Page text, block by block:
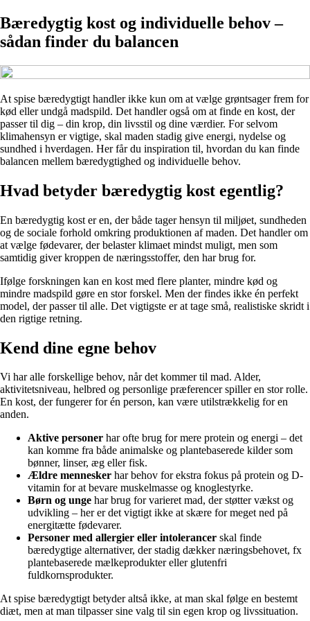
Bæredygtig kost og individuelle behov –
sådan finder du balancen
At spise bæredygtigt handler ikke kun om at vælge grøntsager frem for
kød eller undgå madspild. Det handler også om at finde en kost, der
passer til dig – din krop, din livsstil og dine værdier. For selvom
klimahensyn er vigtige, skal maden stadig give energi, nydelse og
sundhed i hverdagen. Her får du inspiration til, hvordan du kan finde
balancen mellem bæredygtighed og individuelle behov.
Hvad betyder bæredygtig kost egentlig?
En bæredygtig kost er en, der både tager hensyn til miljøet, sundheden
og de sociale forhold omkring produktionen af maden. Det handler om
at vælge fødevarer, der belaster klimaet mindst muligt, men som
samtidig giver kroppen de næringsstoffer, den har brug for.
Ifølge forskningen kan en kost med flere planter, mindre kød og
mindre madspild gøre en stor forskel. Men der findes ikke én perfekt
model, der passer til alle. Det vigtigste er at tage små, realistiske skridt i
den rigtige retning.
Kend dine egne behov
Vi har alle forskellige behov, når det kommer til mad. Alder,
aktivitetsniveau, helbred og personlige præferencer spiller en stor rolle.
En kost, der fungerer for én person, kan være utilstrækkelig for en
anden.
Aktive personer har ofte brug for mere protein og energi – det
kan komme fra både animalske og plantebaserede kilder som
bønner, linser, æg eller fisk.
Ældre mennesker har behov for ekstra fokus på protein og D-
vitamin for at bevare muskelmasse og knoglestyrke.
Børn og unge har brug for varieret mad, der støtter vækst og
udvikling – her er det vigtigt ikke at skære for meget ned på
energitætte fødevarer.
Personer med allergier eller intolerancer skal finde
bæredygtige alternativer, der stadig dækker næringsbehovet, fx
plantebaserede mælkeprodukter eller glutenfri
fuldkornsprodukter.
At spise bæredygtigt betyder altså ikke, at man skal følge en bestemt
diæt, men at man tilpasser sine valg til sin egen krop og livssituation.